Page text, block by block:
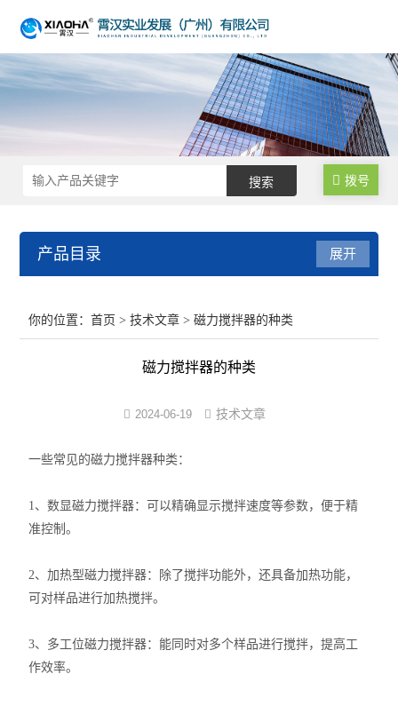
拨号
产品目录
薄膜蒸发仪
卫生级储罐
脱色罐
展开
你的位置：首页 >技术文章 > 磁力搅拌器的种类
磁力搅拌器的种类
2024-06-19 技术文章
一些常见的磁力搅拌器种类：
1、数显磁力搅拌器：可以精确显示搅拌速度等参数，便于精
准控制。
2、加热型磁力搅拌器：除了搅拌功能外，还具备加热功能，
可对样品进行加热搅拌。
3、多工位磁力搅拌器：能同时对多个样品进行搅拌，提高工
作效率。